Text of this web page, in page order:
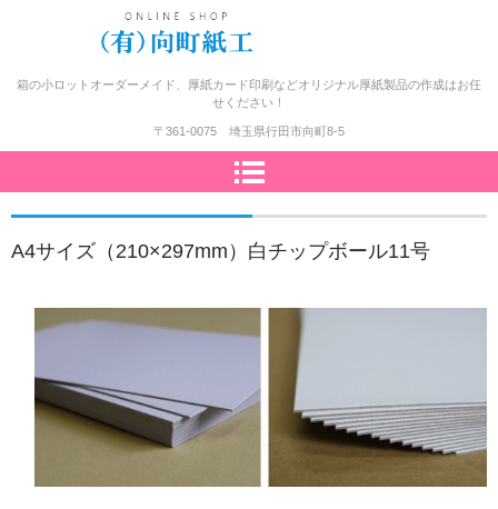
小ロット紙箱、極厚紙台紙、厚
紙印刷の格安通販サイト！＿向
町紙工オンラインショップ
箱の小ロットオーダーメイド、厚紙カード印刷などオリジナル厚紙製品の作成はお任
せください！
〒361-0075 埼玉県行田市向町8-5
A4サイズ（210×297mm）白チップボール11号